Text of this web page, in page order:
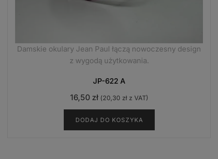
Damskie okulary Jean Paul łączą nowoczesny design
z wygodą użytkowania.
JP-622 A
16,50 zł (20,30 złz VAT)
DODAJ DO KOSZYKA